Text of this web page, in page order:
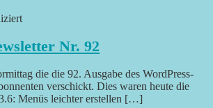
Nr. 92
die die 92. Ausgabe des WordPress-
verschickt. Dies waren heute die
Menüs leichter erstellen […]